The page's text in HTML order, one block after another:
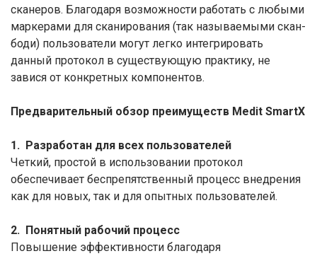
сканеров. Благодаря возможности работать с любыми
маркерами для сканирования (так называемыми скан-
боди) пользователи могут легко интегрировать
данный протокол в существующую практику, не
завися от конкретных компонентов.
Предварительный обзор преимуществ Medit SmartX
1. Разработан для всех пользователей
Четкий, простой в использовании протокол
обеспечивает беспрепятственный процесс внедрения
как для новых, так и для опытных пользователей.
2. Понятный рабочий процесс
Повышение эффективности благодаря